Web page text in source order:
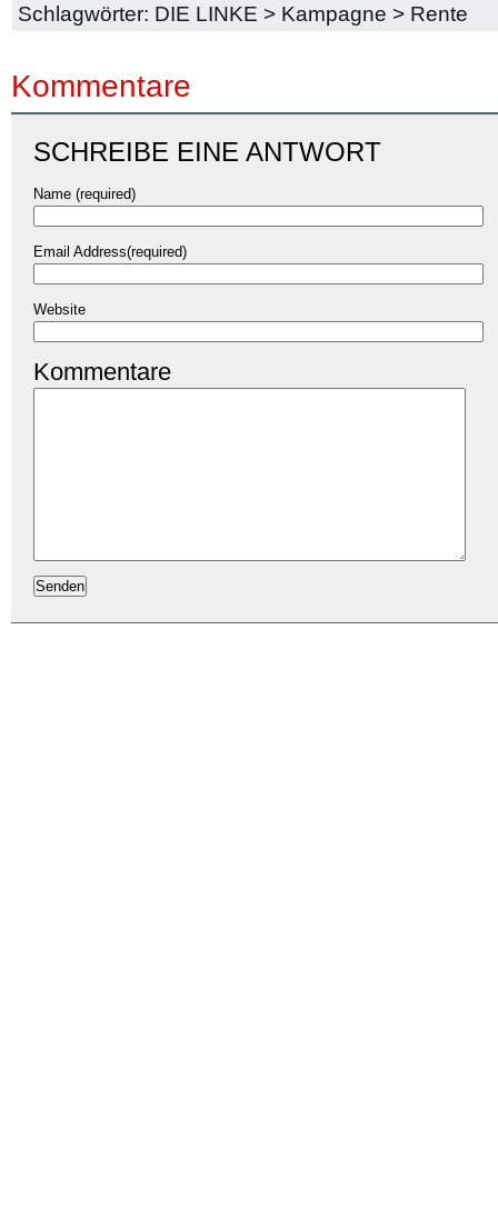
Schlagwörter: DIE LINKE > Kampagne > Rente
Kommentare
SCHREIBE EINE ANTWORT
Name (required)
Email Address(required)
Website
Kommentare